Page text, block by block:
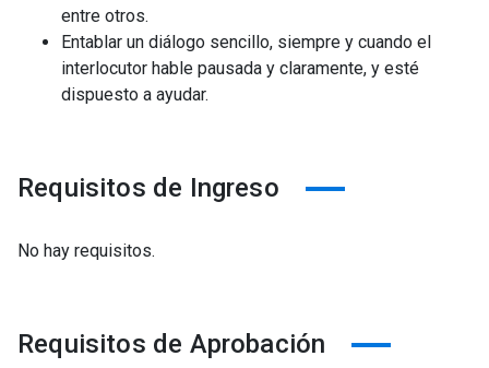
entre otros.
Entablar un diálogo sencillo, siempre y cuando el
interlocutor hable pausada y claramente, y esté
dispuesto a ayudar.
Requisitos de Ingreso
No hay requisitos.
Requisitos de Aprobación